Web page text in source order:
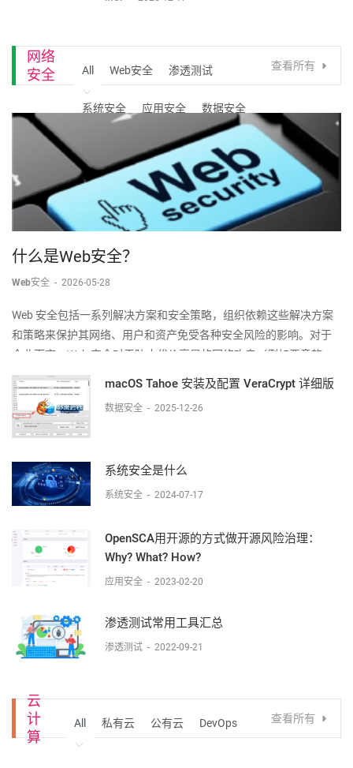
网络
安全
All Web安全 渗透测试
系统安全 应用安全 数据安全
查看所有
什么是Web安全？
Web安全 - 2026-05-28
Web 安全包括一系列解决方案和安全策略，组织依赖这些解决方案
和策略来保护其网络、用户和资产免受各种安全风险的影响。对于
企业而言，Web 安全对于防止代价高昂的网络攻击（例如恶意软
件、网络钓鱼、分布式拒绝服务 (DDoS) 攻击等）至关重要；这些攻
击可能会破坏核心业务实践并造成灾难性的声誉损害。网络
macOS Tahoe 安装及配置 VeraCrypt 详细版
数据安全 - 2025-12-26
系统安全是什么
系统安全 - 2024-07-17
OpenSCA用开源的方式做开源风险治理：
Why? What? How?
应用安全 - 2023-02-20
渗透测试常用工具汇总
渗透测试 - 2022-09-21
云
计
算
All 私有云 公有云 DevOps 查看所有